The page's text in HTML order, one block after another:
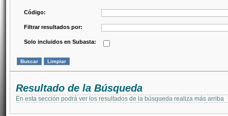
Código:
Filtrar resultados por:
Solo incluidos en Subasta:
Resultado de la Búsqueda
En esta sección podrá ver los resultados de la búsqueda realiza más arriba